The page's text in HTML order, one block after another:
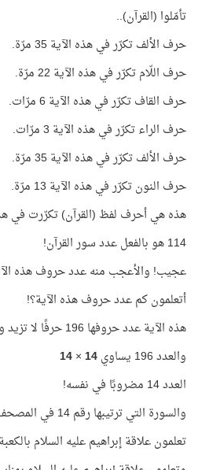
تأمّلوا (القرآن)..
حرف الألف تكرّر في هذه الآية 35 مرّة.
حرف اللّام تكرّر في هذه الآية 22 مرّة.
حرف القاف تكرّر في هذه الآية 6 مرّات.
حرف الراء تكرّر في هذه الآية 3 مرّات.
حرف الألف تكرّر في هذه الآية 35 مرّة.
حرف النون تكرّر في هذه الآية 13 مرّة.
هذه هي أحرف لفظ (القرآن) تكرّرت في
114 هو بالفعل عدد سور القرآن!
عجيب! والأعجب منه عدد حروف هذه
أتعلمون كم عدد حروف هذه الآية؟!
هذه الآية عدد حروفها 196 حرفًا لا تزيد ولا تنقص حرفًا واحدًا.
والعدد 196 يساوي
14
×
14
العدد 14 مضروبًا في نفسه!
والسورة التي ترتيبها رقم 14 في المصحف هي سورة إبراهيم!
تعلمون علاقة إبراهيم عليه السلام